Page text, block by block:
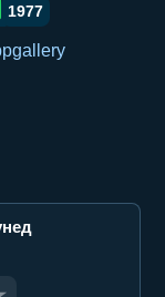
ulashish
orqali ulashish
1977